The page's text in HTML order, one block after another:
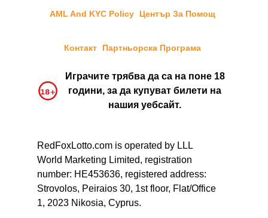
AML And KYC Policy Център За Помощ
Контакт Партньорска Програма
Играчите трябва да са на поне 18
години, за да купуват билети на
нашия уебсайт.
RedFoxLotto.com is operated by LLL
World Marketing Limited, registration
number: HE453636, registered address:
Strovolos, Peiraios 30, 1st floor, Flat/Office
1, 2023 Nikosia, Cyprus.